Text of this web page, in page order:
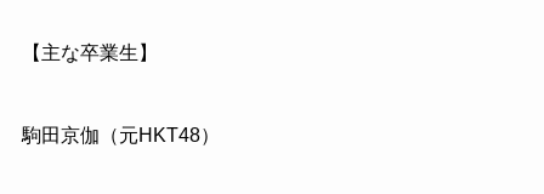
【主な卒業生】
駒田京伽（元HKT48）